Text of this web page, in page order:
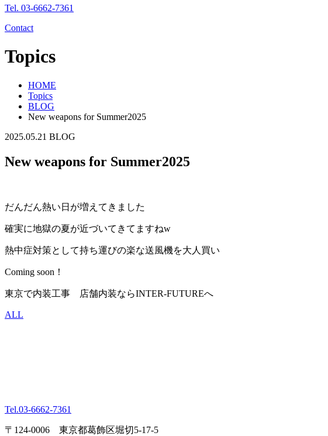
Tel. 03-6662-7361
Contact
Topics
HOME
Topics
BLOG
New weapons for Summer2025
2025.05.21 BLOG
New weapons for Summer2025
だんだん熱い日が増えてきました
確実に地獄の夏が近づいてきてますねw
熱中症対策として持ち運びの楽な送風機を大人買い
Coming soon！
東京で内装工事 店舗内装ならINTER-FUTUREへ
ALL
Tel.03-6662-7361
〒124-0006 東京都葛飾区堀切5-17-5